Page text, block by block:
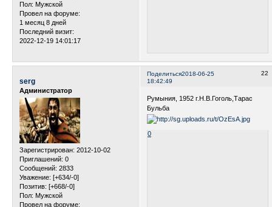
Пол: Мужской
Провел на форуме:
1 месяц 8 дней
Последний визит:
2022-12-19 14:01:17
Поделиться 22
2018-06-25
18:42:49
serg
Администратор
Зарегистрирован: 2012-10-02
Приглашений: 0
Сообщений: 2833
Уважение: [+634/-0]
Позитив: [+668/-0]
Пол: Мужской
Провел на форуме:
Румыния, 1952 г.Н.В.Гоголь,Тарас
Бульба
0